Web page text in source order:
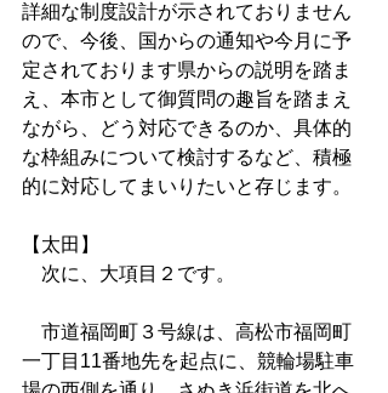
詳細な制度設計が示されておりません
ので、今後、国からの通知や今月に予
定されております県からの説明を踏ま
え、本市として御質問の趣旨を踏まえ
ながら、どう対応できるのか、具体的
な枠組みについて検討するなど、積極
的に対応してまいりたいと存じます。
【太田】
次に、大項目２です。
市道福岡町３号線は、高松市福岡町
一丁目11番地先を起点に、競輪場駐車